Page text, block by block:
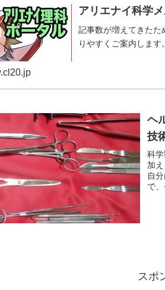
アリエナイ科学
記事数が増えてきたた
りやすくご案内します。
ヘ
技
科
加
自
で
スポ